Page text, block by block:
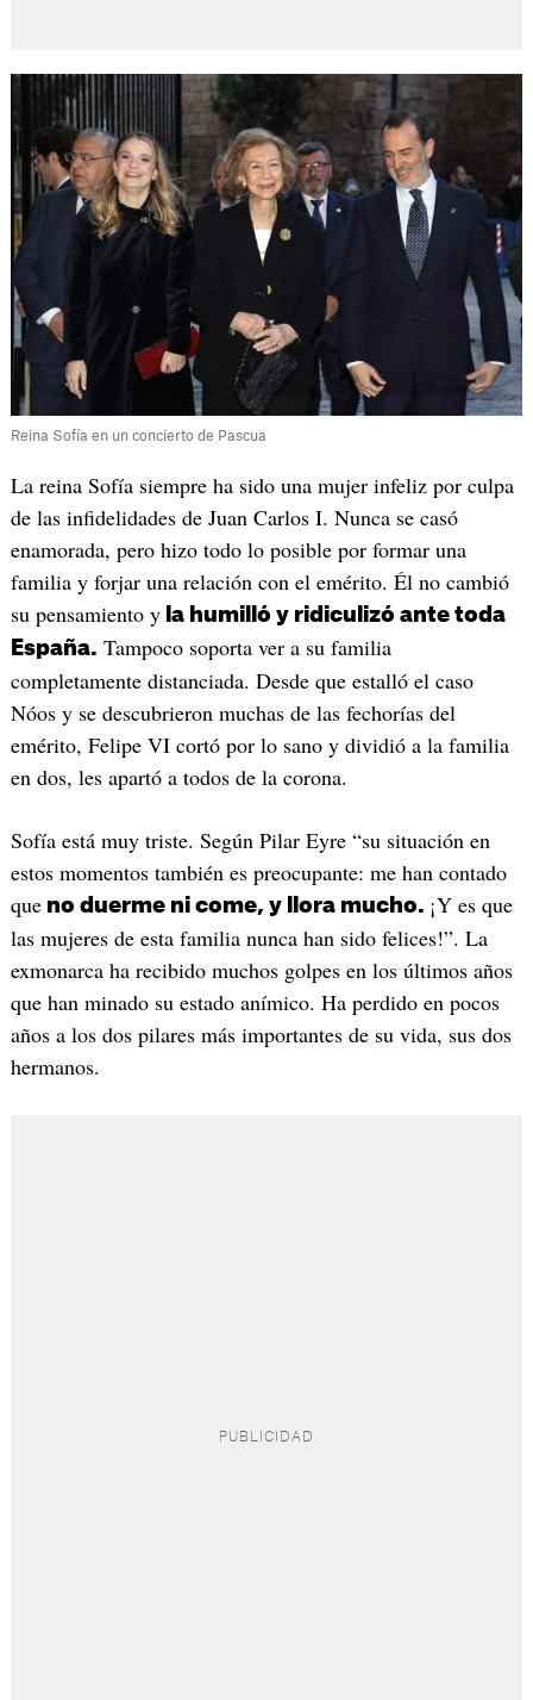
Reina Sofía en un concierto de Pascua
La reina Sofía siempre ha sido una mujer infeliz por culpa
de las infidelidades de Juan Carlos I. Nunca se casó
enamorada, pero hizo todo lo posible por formar una
familia y forjar una relación con el emérito. Él no cambió
su pensamiento yla humilló y ridiculizó ante toda
España. Tampoco soporta ver a su familia
completamente distanciada. Desde que estalló el caso
Nóos y se descubrieron muchas de las fechorías del
emérito, Felipe VI cortó por lo sano y dividió a la familia
en dos, les apartó a todos de la corona.
Sofía está muy triste. Según Pilar Eyre “su situación en
estos momentos también es preocupante: me han contado
queno duerme ni come, y llora mucho. ¡Y es que
las mujeres de esta familia nunca han sido felices!”. La
exmonarca ha recibido muchos golpes en los últimos años
que han minado su estado anímico. Ha perdido en pocos
años a los dos pilares más importantes de su vida, sus dos
hermanos.